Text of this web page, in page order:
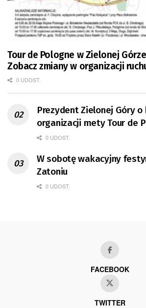
Tour de Pologne w Zielonej
Zobacz zmiany w organizacji
0 UDOST.
Prezydent Zielonej Góry o
organizacji mety Tour de
0 UDOST.
W sobotę wakacyjny
Zatoniu
0 UDOST.
FACEBOOK
TWITTER